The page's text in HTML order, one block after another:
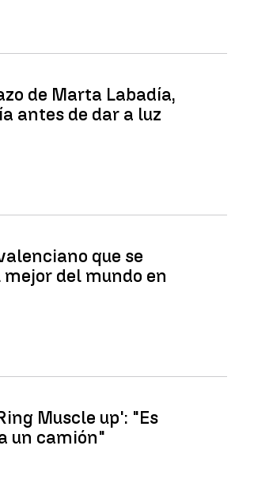
de Marta Labadía,
antes de dar a luz
que se
del mundo en
Muscle up': "Es
un camión"